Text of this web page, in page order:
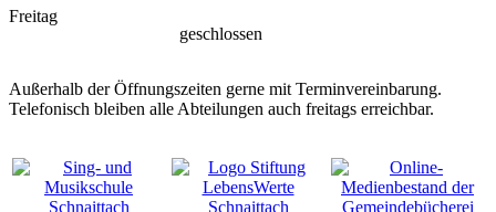
Freitag
geschlossen
Außerhalb der Öffnungszeiten gerne mit Terminvereinbarung.
Telefonisch bleiben alle Abteilungen auch freitags erreichbar.